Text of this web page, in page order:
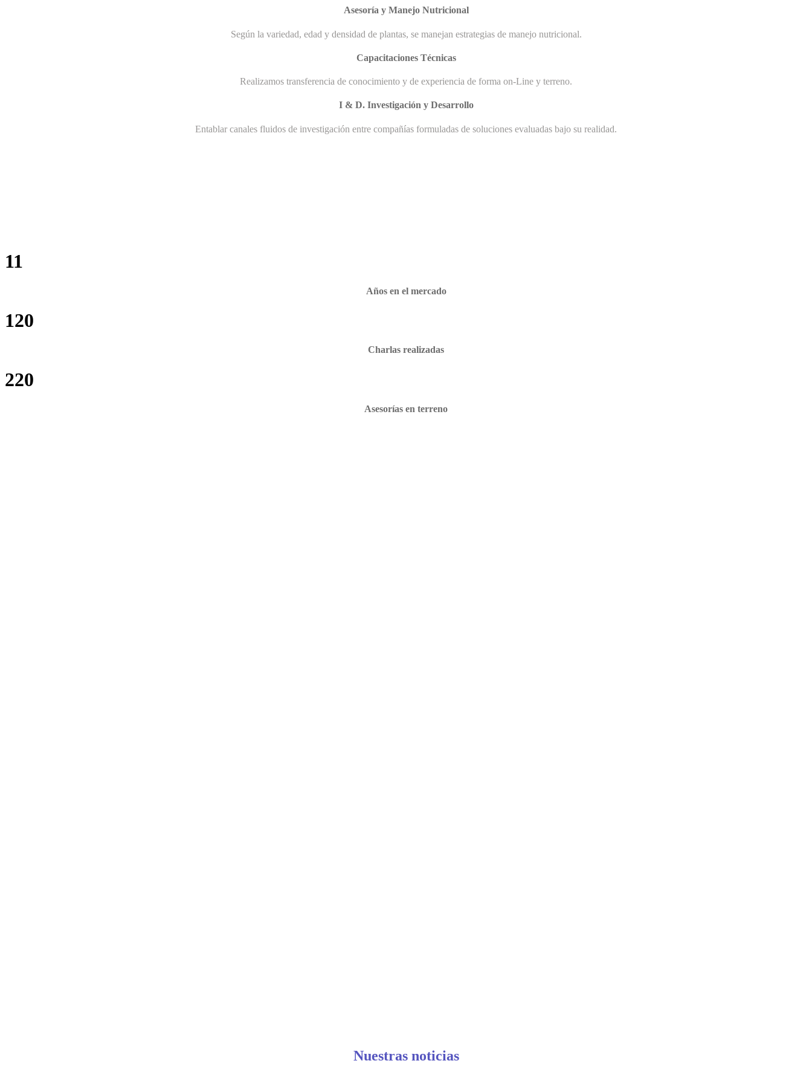
Asesoría y Manejo Nutricional
Según la variedad, edad y densidad de plantas, se manejan estrategias de manejo nutricional.
Capacitaciones Técnicas
Realizamos transferencia de conocimiento y de experiencia de forma on-Line y terreno.
I & D. Investigación y Desarrollo
Entablar canales fluidos de investigación entre compañías formuladas de soluciones evaluadas bajo su realidad.
11
Años en el mercado
120
Charlas realizadas
220
Asesorías en terreno
Nuestras noticias